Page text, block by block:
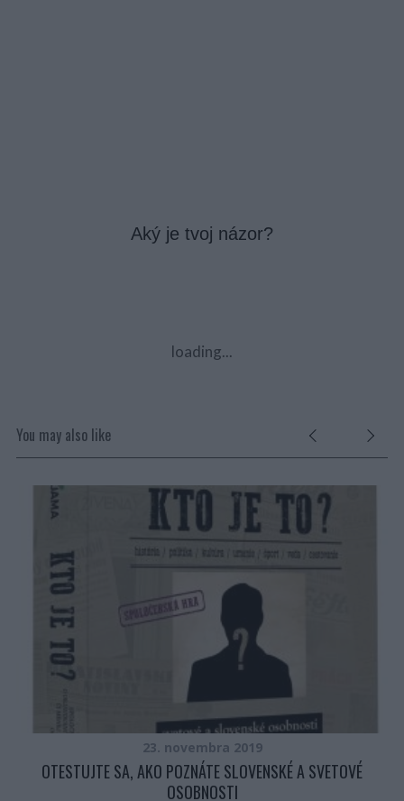
Aký je tvoj názor?
loading...
You may also like
23. novembra 2019
OTESTUJTE SA, AKO POZNÁTE SLOVENSKÉ A SVETOVÉ
OSOBNOSTI